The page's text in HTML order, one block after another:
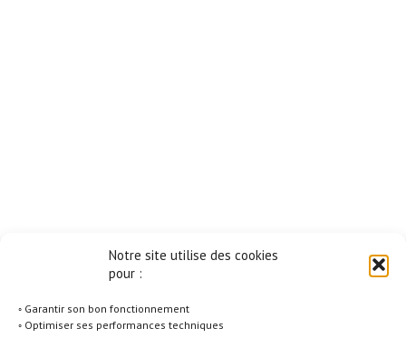
Notre site utilise des cookies
pour :
◦ Garantir son bon fonctionnement
◦ Optimiser ses performances techniques